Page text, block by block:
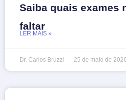
Saiba quais exames
faltar
LER MAIS »
Dr. Carlos Bruzzi 25 de maio de 2026